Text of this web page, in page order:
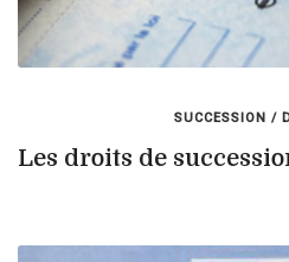
SUCCESSION /
Les droits de